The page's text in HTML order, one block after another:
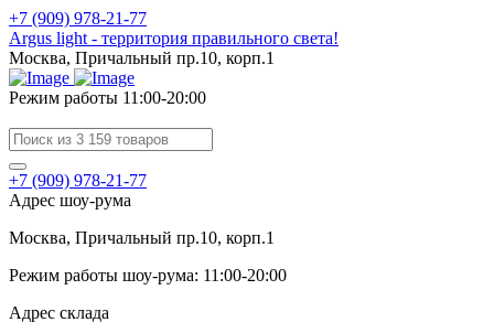
+7 (909) 978-21-77
Argus light - территория правильного света!
Москва, Причальный пр.10, корп.1
Режим работы 11:00-20:00
+7 (909) 978-21-77
Адрес шоу-рума
Москва, Причальный пр.10, корп.1
Режим работы шоу-рума: 11:00-20:00
Адрес склада